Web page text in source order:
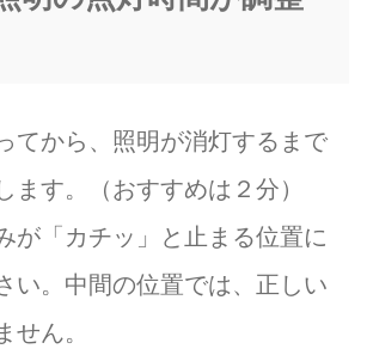
てから、照明が消灯するまで
ます。（おすすめは２分）
が「カチッ」と止まる位置に
い。中間の位置では、正しい
ん。